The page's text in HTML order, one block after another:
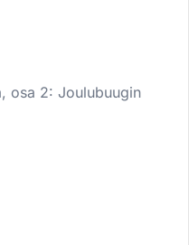
osa 2: Joulubuugin